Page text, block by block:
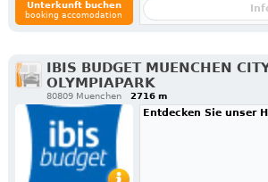
Unterkunft buchen
booking accomodation
IBIS BUDGET MUENCHEN
OLYMPIAPARK
80809 Muenchen 2716 m
Entdecken Sie unser